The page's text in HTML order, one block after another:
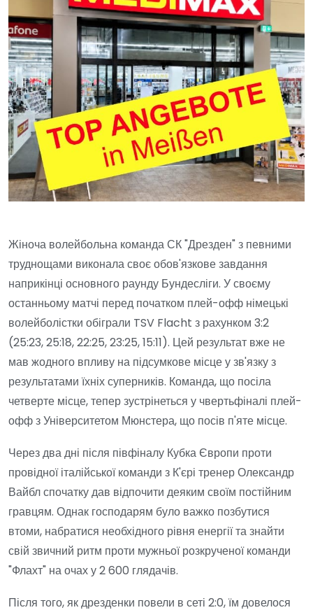
Жіноча волейбольна команда СК "Дрезден" з певними
труднощами виконала своє обов'язкове завдання
наприкінці основного раунду Бундесліги. У своєму
останньому матчі перед початком плей-офф німецькі
волейболістки обіграли TSV Flacht з рахунком 3:2
(25:23, 25:18, 22:25, 23:25, 15:11). Цей результат вже не
мав жодного впливу на підсумкове місце у зв'язку з
результатами їхніх суперників. Команда, що посіла
четверте місце, тепер зустрінеться у чвертьфіналі плей-
офф з Університетом Мюнстера, що посів п'яте місце.
Через два дні після півфіналу Кубка Європи проти
провідної італійської команди з К'єрі тренер Олександр
Вайбл спочатку дав відпочити деяким своїм постійним
гравцям. Однак господарям було важко позбутися
втоми, набратися необхідного рівня енергії та знайти
свій звичний ритм проти мужньої розкрученої команди
"Флахт" на очах у 2 600 глядачів.
Після того, як дрезденки повели в сеті 2:0, їм довелося